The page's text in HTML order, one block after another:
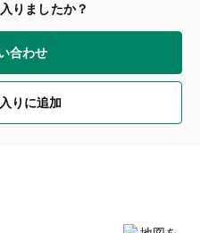
りましたか？
合わせ
りに追加